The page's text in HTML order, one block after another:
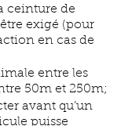
ceinture de
exigé (pour
en cas de
entre les
50m et 250m;
avant qu’un
puisse